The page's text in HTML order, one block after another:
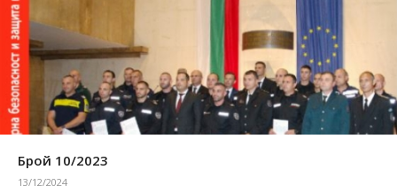
Брой 10/2023
13/12/2024